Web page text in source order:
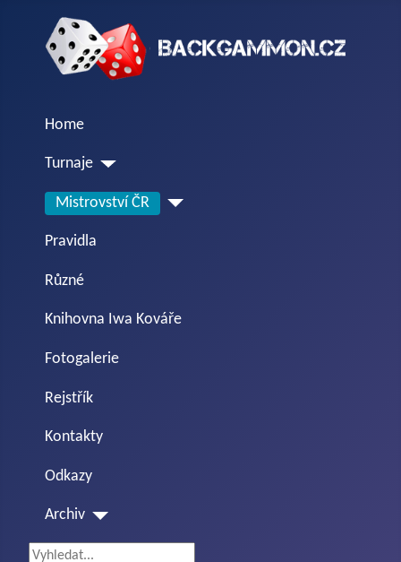
Home
Turnaje
Mistrovství ČR
Pravidla
Různé
Knihovna Iwa Kováře
Fotogalerie
Rejstřík
Kontakty
Odkazy
Archiv
Vyhledávání...